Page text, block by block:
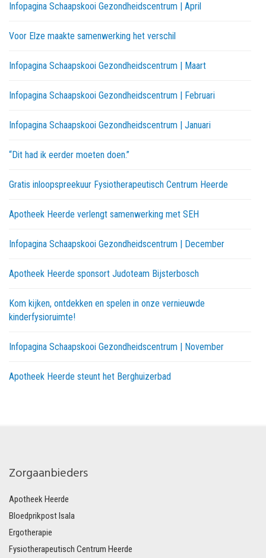
Infopagina Schaapskooi Gezondheidscentrum | April
Voor Elze maakte samenwerking het verschil
Infopagina Schaapskooi Gezondheidscentrum | Maart
Infopagina Schaapskooi Gezondheidscentrum | Februari
Infopagina Schaapskooi Gezondheidscentrum | Januari
“Dit had ik eerder moeten doen.”
Gratis inloopspreekuur Fysiotherapeutisch Centrum Heerde
Apotheek Heerde verlengt samenwerking met SEH
Infopagina Schaapskooi Gezondheidscentrum | December
Apotheek Heerde sponsort Judoteam Bijsterbosch
Kom kijken, ontdekken en spelen in onze vernieuwde
kinderfysioruimte!
Infopagina Schaapskooi Gezondheidscentrum | November
Apotheek Heerde steunt het Berghuizerbad
Zorgaanbieders
Apotheek Heerde
Bloedprikpost Isala
Ergotherapie
Fysiotherapeutisch Centrum Heerde